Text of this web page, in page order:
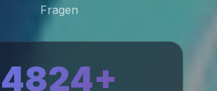
Fragen
4824+